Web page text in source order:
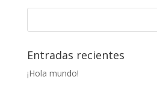
Entradas recientes
¡Hola mundo!